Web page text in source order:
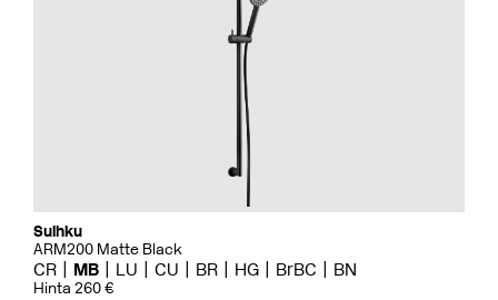
Suihku
ARM200 Matte Black
CR MB LU CU BR HG BrBC BN
Hinta 260 €